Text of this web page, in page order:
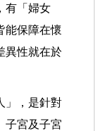
有「婦女
能保障在懷
異性就在於
」，是針對
子宮及子宮